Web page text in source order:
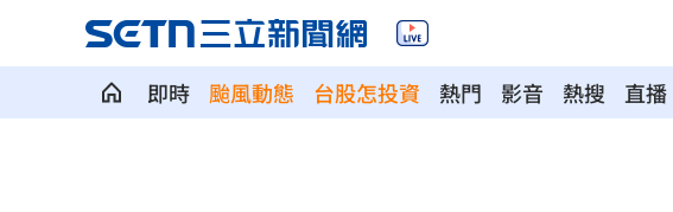
即時 颱風動態 台股怎投資 熱門 影音 熱搜 直播